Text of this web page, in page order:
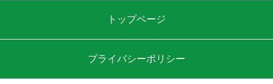
トップページ
プライバシーポリシー